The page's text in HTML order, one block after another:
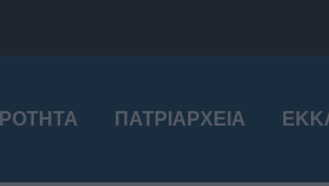
ΠΑΤΡΙΑΡΧΕΊΑ